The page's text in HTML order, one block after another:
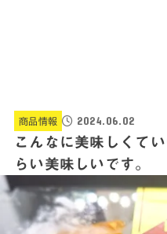
商品情報 2024.06.02
こんなに美味しくて
らい美味しいです。